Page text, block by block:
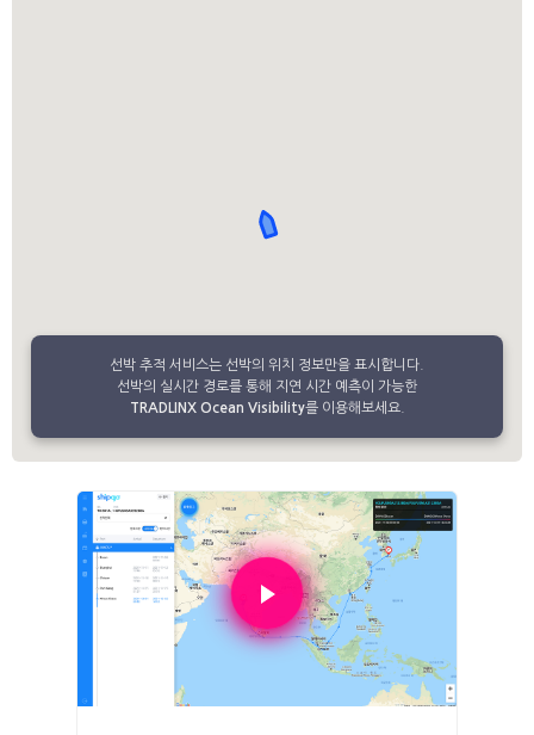
선박 추적 서비스는 선박의 위치 정보만을 표시합니다.
선박의 실시간 경로를 통해 지연 시간 예측이 가능한
TRADLINX Ocean Visibility를 이용해보세요.